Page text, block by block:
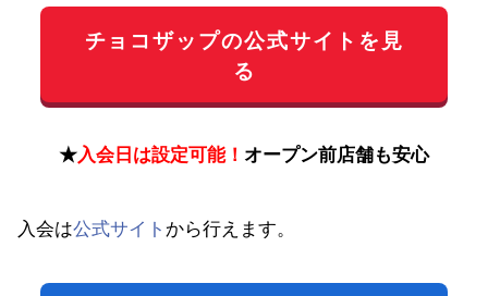
チョコザップの公式サイトを見
る
★入会日は設定可能！ オープン前店舗も安心
入会は公式サイト から行えます。